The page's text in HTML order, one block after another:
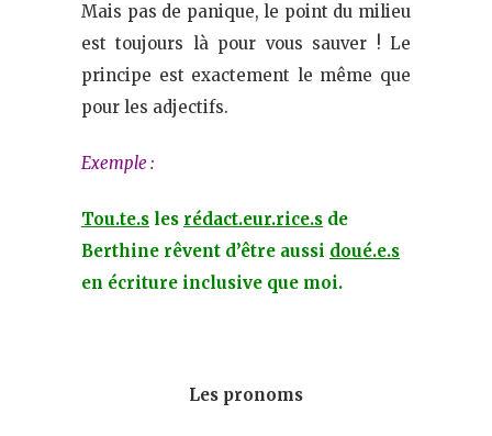
Mais pas de panique, le point du milieu
est toujours là pour vous sauver ! Le
principe est exactement le même que
pour les adjectifs.
Exemple :
Tou.te.s les rédact.eur.rice.s de
Berthine rêvent d’être aussi doué.e.s
en écriture inclusive que moi.
Les pronoms